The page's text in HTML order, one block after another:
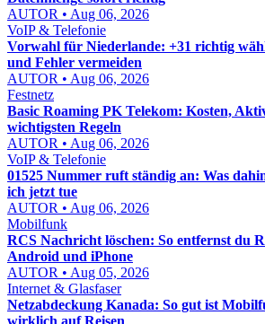
AUTOR • Aug 06, 2026
VoIP & Telefonie
Vorwahl für Niederlande: +31 richtig
und Fehler vermeiden
AUTOR • Aug 06, 2026
Festnetz
Basic Roaming PK Telekom: Kosten,
wichtigsten Regeln
AUTOR • Aug 06, 2026
VoIP & Telefonie
01525 Nummer ruft ständig an: Was
ich jetzt tue
AUTOR • Aug 06, 2026
Mobilfunk
RCS Nachricht löschen: So entfernst du
Android und iPhone
AUTOR • Aug 05, 2026
Internet & Glasfaser
Netzabdeckung Kanada: So gut ist
wirklich auf Reisen